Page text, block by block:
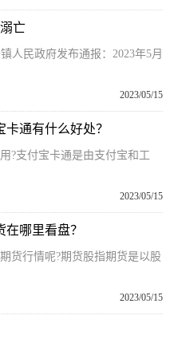
亡
人民政府发布通报：2023年5月
2023/05/15
通有什么好处？
?支付宝卡通是由支付宝和工
2023/05/15
哪里看盘？
货行情呢?期货股指期货是以股
2023/05/15